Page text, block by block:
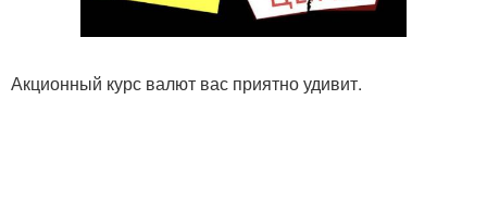
Акционный курс валют вас приятно удивит.